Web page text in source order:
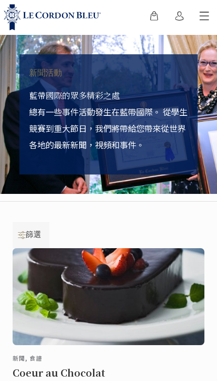
新聞活動
藍帶國際的眾多精彩之處
總有一些事件活動發生在藍帶國際。從學生
競賽到重大節日，我們將帶給您帶來從世界
各地的最新新聞，視頻和事件。
篩選
新聞, 食譜
Coeur au Chocolat